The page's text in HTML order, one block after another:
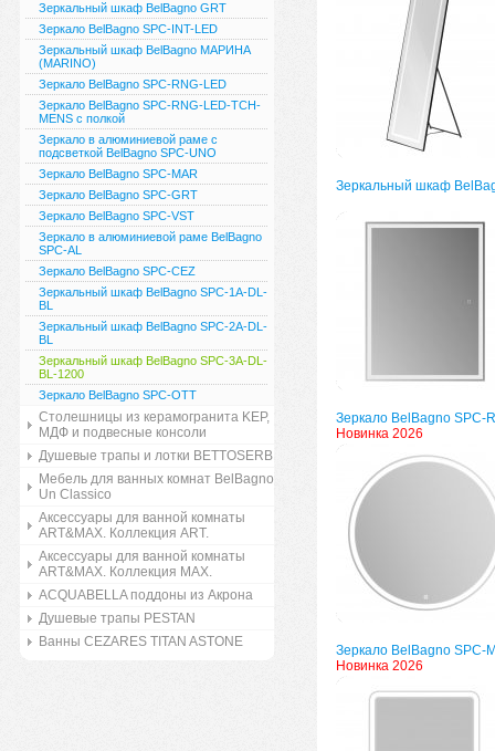
Зеркальный шкаф BelBagno GRT
Зеркало BelBagno SPC-INT-LED
Зеркальный шкаф BelBagno МАРИНА
(MARINO)
Зеркало BelBagno SPC-RNG-LED
Зеркало BelBagno SPC-RNG-LED-TCH-
MENS с полкой
Зеркало в алюминиевой раме с
подсветкой BelBagno SPC-UNO
Зеркало BelBagno SPC-MAR
Зеркало BelBagno SPC-GRT
Зеркало BelBagno SPC-VST
Зеркало в алюминиевой раме BelBagno
SPC-AL
Зеркало BelBagno SPC-CEZ
Зеркальный шкаф BelBagno SPC-1A-DL-
BL
Зеркальный шкаф BelBagno SPC-2A-DL-
BL
Зеркальный шкаф BelBagno SPC-3A-DL-
BL-1200
Зеркало BelBagno SPC-OTT
Столешницы из керамогранита KEP,
МДФ и подвесные консоли
Душевые трапы и лотки BETTOSERB
Мебель для ванных комнат BelBagno
Un Classico
Аксессуары для ванной комнаты
ART&MAX. Коллекция ART.
Аксессуары для ванной комнаты
ART&MAX. Коллекция MAX.
ACQUABELLA поддоны из Акрона
Душевые трапы PESTAN
Ванны CEZARES TITAN ASTONE
Зеркальный шкаф
Зеркало BelBagno SPC-
Новинка 2026
Зеркало BelBagno SPC-
Новинка 2026